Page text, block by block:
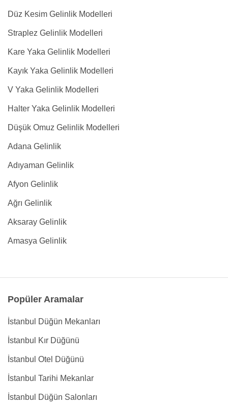
Düz Kesim Gelinlik Modelleri
Straplez Gelinlik Modelleri
Kare Yaka Gelinlik Modelleri
Kayık Yaka Gelinlik Modelleri
V Yaka Gelinlik Modelleri
Halter Yaka Gelinlik Modelleri
Düşük Omuz Gelinlik Modelleri
Adana Gelinlik
Adıyaman Gelinlik
Afyon Gelinlik
Ağrı Gelinlik
Aksaray Gelinlik
Amasya Gelinlik
Popüler Aramalar
İstanbul Düğün Mekanları
İstanbul Kır Düğünü
İstanbul Otel Düğünü
İstanbul Tarihi Mekanlar
İstanbul Düğün Salonları